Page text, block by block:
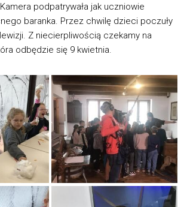
podpatrywała jak uczniowie
baranka. Przez chwilę dzieci poczuły
Z niecierpliwością czekamy na
odbędzie się 9 kwietnia.